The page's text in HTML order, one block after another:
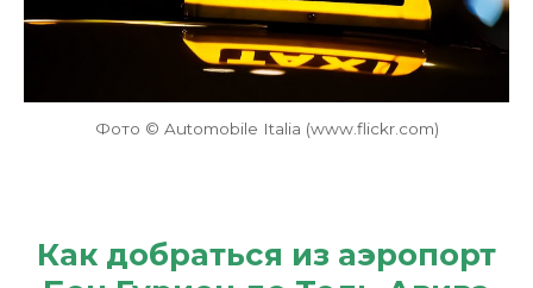
Фото © Automobile Italia (www.flickr.com)
Как добраться из аэропорт